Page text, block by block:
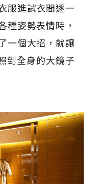
服進試衣間逐一
種姿勢表情時，
一個大招，就讓
全身的大鏡子